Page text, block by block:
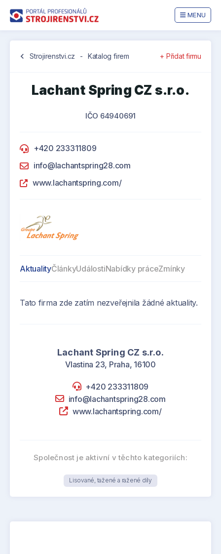
MENU
chevron_left Strojirenstvi.cz - Katalog firem + Přidat firmu
Lachant Spring CZ s.r.o.
IČO 64940691
+420 233311809
info@lachantspring28.com
www.lachantspring.com/
AktualityČlánkyUdálostiNabídky práceZmínky
Tato firma zde zatím nezveřejnila žádné aktuality.
Lachant Spring CZ s.r.o.
Vlastina 23, Praha, 16100
+420 233311809
info@lachantspring28.com
www.lachantspring.com/
Společnost je aktivní v těchto kategoriích:
Lisované, tažené a ražené díly